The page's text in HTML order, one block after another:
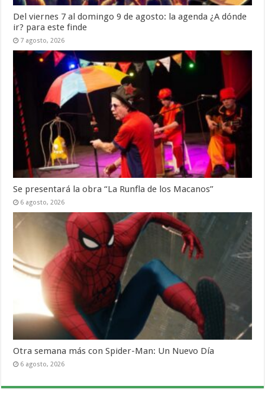
Del viernes 7 al domingo 9 de agosto: la agenda ¿A dónde
ir? para este finde
7 agosto, 2026
Se presentará la obra “La Runfla de los Macanos”
6 agosto, 2026
Otra semana más con Spider-Man: Un Nuevo Día
6 agosto, 2026